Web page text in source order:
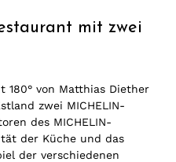
mit zwei
180° von Matthias Diether
zwei MICHELIN-
des MICHELIN-
der Küche und das
der verschiedenen